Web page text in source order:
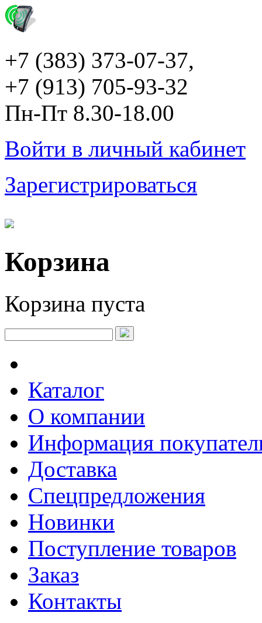
+7 (383) 373-07-37,
+7 (913) 705-93-32
Пн-Пт 8.30-18.00
Войти в личный кабинет
Зарегистрироваться
Корзина
Корзина пуста
Каталог
О компании
Информация
Доставка
Спецпредложения
Новинки
Поступление товаров
Заказ
Контакты